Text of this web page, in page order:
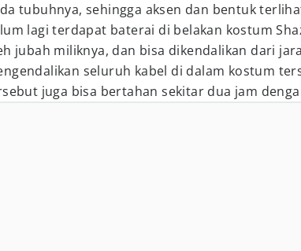
tubuhnya, sehingga aksen dan bentuk
lagi terdapat baterai di belakan kostum
jubah miliknya, dan bisa dikendalikan dari
seluruh kabel di dalam kostum
juga bisa bertahan sekitar dua jam